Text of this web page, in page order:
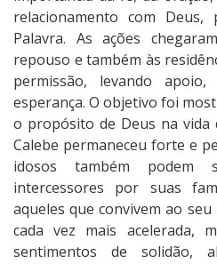
relacionamento com
Palavra. As ações
repouso e também às
permissão, levando
esperança. O objetivo foi
o propósito de Deus na vida
Calebe permaneceu forte e
idosos também podem
intercessores por suas
aqueles que convivem ao
cada vez mais acelerada,
sentimentos de solidão,